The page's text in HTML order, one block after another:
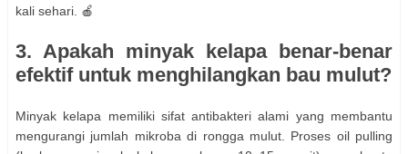
kali sehari. 🍎
3. Apakah minyak kelapa benar-benar
efektif untuk menghilangkan bau mulut?
Minyak kelapa memiliki sifat antibakteri alami yang membantu
mengurangi jumlah mikroba di rongga mulut. Proses oil pulling